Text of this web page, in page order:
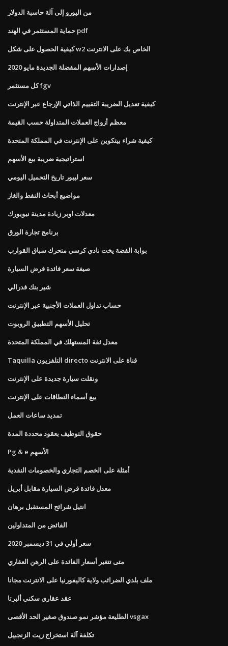
من اليورو إلى آلة حاسبة الدولار
حماية المستثمر في الهند pdf
كيفية الحصول على شكل w2 الخاص بك على الانترنت
إصدارات الأسهم المفضلة الجديدة مايو 2020
كل مستثمر fgv
كيفية تعديل الضريبة التقييم الذاتي الإرجاع عبر الإنترنت
معظم أزواج العملات المتداولة حسب القيمة
كيفية شراء بيتكوين على الإنترنت في المملكة المتحدة
استراتيجية ضريبة بيع الأسهم
سعر ليبور تاريخ التحميل اليومي
مواضيع أبحاث النفط والغاز
معدلات اوبر زيادة مدينة نيويورك
برنامج تجارة الورق
بوابة الفضة يخت نادي كرسي متحرك سباق القوارب
صيغة سعر فائدة قرض السيارة
شير بنك فدرالي
حساب تداول العملات الأجنبية عبر الإنترنت
تحليل الأسهم التطبيق الروبوت
معدل ثقة المستهلك في المملكة المتحدة
Taquilla التلفزيون directo قناة على الانترنت
ونقلت سيارة جديدة على الإنترنت
بيع أسماء النطاقات على الإنترنت
تمديد ساعات العمل
حقوق التوظيف بعقود محددة المدة
Pg & e الأسهم
أمثلة على الخصم التجاري والخصومات النقدية
معدل فائدة قرض السيارة مقابل أبريل
انتيل شرائح المستقبل برهان
الفائض من المتداولين
سعر أولي في 31 ديسمبر 2020
متى تتغير أسعار الفائدة على الرهن العقاري
ملف بلدي الضرائب ولاية كاليفورنيا على الانترنت مجانا
عقد عقاري سكني ألبرتا
الطليعة مؤشر نمو صندوق صغير الحد الأقصى vsgax
تكلفة آلة استخراج زيت الزنجبيل